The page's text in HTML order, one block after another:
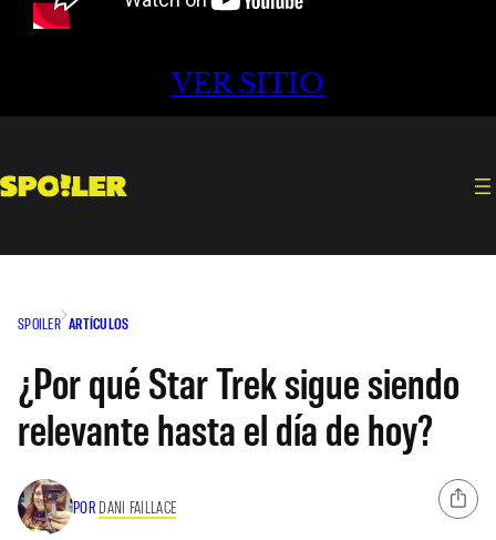
VER SITIO
SPOILER ARTÍCULOS
¿Por qué Star Trek sigue siendo
relevante hasta el día de hoy?
POR DANI FAILLACE